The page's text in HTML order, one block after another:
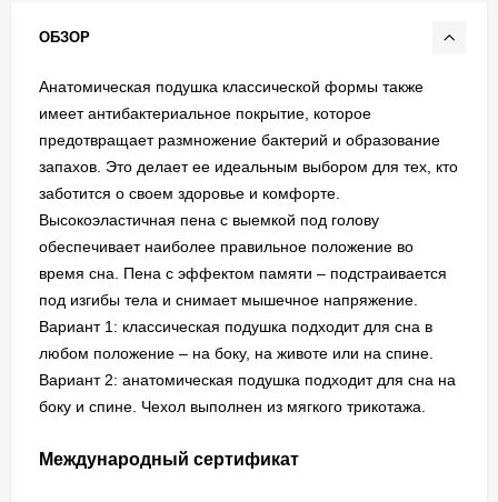
ОБЗОР
Анатомическая подушка классической формы также
имеет антибактериальное покрытие, которое
предотвращает размножение бактерий и образование
запахов. Это делает ее идеальным выбором для тех, кто
заботится о своем здоровье и комфорте.
Высокоэластичная пена с выемкой под голову
обеспечивает наиболее правильное положение во
время сна. Пена с эффектом памяти – подстраивается
под изгибы тела и снимает мышечное напряжение.
Вариант 1: классическая подушка подходит для сна в
любом положение – на боку, на животе или на спине.
Вариант 2: анатомическая подушка подходит для сна на
боку и спине. Чехол выполнен из мягкого трикотажа.
Международный сертификат